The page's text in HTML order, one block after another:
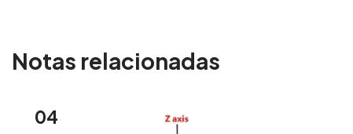
Notas relacionadas
04